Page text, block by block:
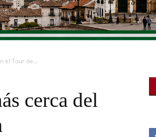
el Tour de...
cerca del